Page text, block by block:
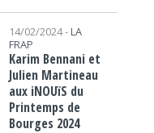
14/02/2024 - LA
FRAP
Karim Bennani et
Julien Martineau
aux iNOUïS du
Printemps de
Bourges 2024